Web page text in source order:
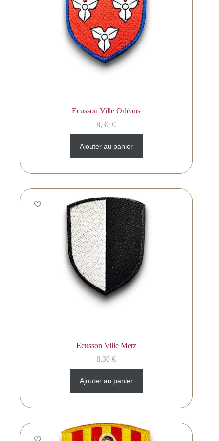
Ecusson Ville Orléans
8,30€
Ajouter au panier
Ecusson Ville Metz
8,30€
Ajouter au panier